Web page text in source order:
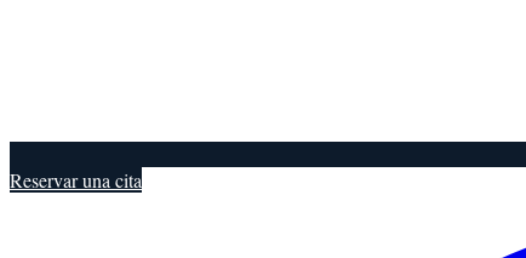
Reservar una cita